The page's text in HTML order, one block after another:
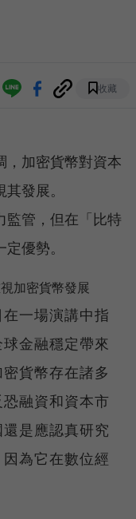
收藏
，加密貨幣對資本
發展。
監管，但在「比特
優勢。
加密貨幣發展
一場演講中指
金融穩定帶來
貨幣存在諸多
融資和資本市
是應認真研究
為它在數位經